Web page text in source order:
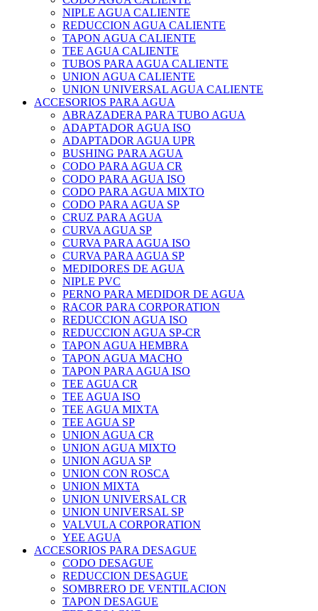
NIPLE AGUA CALIENTE
REDUCCION AGUA CALIENTE
TAPON AGUA CALIENTE
TEE AGUA CALIENTE
TUBOS PARA AGUA CALIENTE
UNION AGUA CALIENTE
UNION UNIVERSAL AGUA CALIENTE
ACCESORIOS PARA AGUA
ABRAZADERA PARA TUBO AGUA
ADAPTADOR AGUA ISO
ADAPTADOR AGUA UPR
BUSHING PARA AGUA
CODO PARA AGUA CR
CODO PARA AGUA ISO
CODO PARA AGUA MIXTO
CODO PARA AGUA SP
CRUZ PARA AGUA
CURVA AGUA SP
CURVA PARA AGUA ISO
CURVA PARA AGUA SP
MEDIDORES DE AGUA
NIPLE PVC
PERNO PARA MEDIDOR DE AGUA
RACOR PARA CORPORATION
REDUCCION AGUA ISO
REDUCCION AGUA SP-CR
TAPON AGUA HEMBRA
TAPON AGUA MACHO
TAPON PARA AGUA ISO
TEE AGUA CR
TEE AGUA ISO
TEE AGUA MIXTA
TEE AGUA SP
UNION AGUA CR
UNION AGUA MIXTO
UNION AGUA SP
UNION CON ROSCA
UNION MIXTA
UNION UNIVERSAL CR
UNION UNIVERSAL SP
VALVULA CORPORATION
YEE AGUA
ACCESORIOS PARA DESAGUE
CODO DESAGUE
REDUCCION DESAGUE
SOMBRERO DE VENTILACION
TAPON DESAGUE